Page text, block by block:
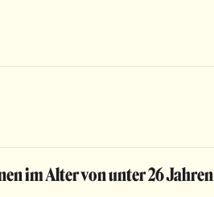
im Alter von unter 26 Jahren